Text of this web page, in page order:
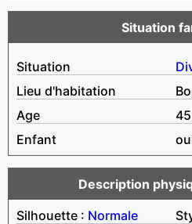
Situation
Situation
Lieu d'habitation
Age
Enfant
Description
Silhouette : Normale